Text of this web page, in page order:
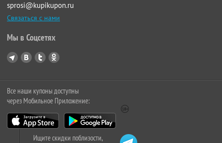
sprosi@kupikupon.ru
Связаться с нами
Мы в Соцсетях
Все наши купоны доступны
через Мобильное Приложение:
Ищите скидки поблизости,